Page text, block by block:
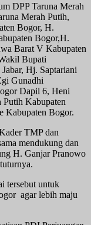
DPP Taruna Merah
Merah Putih,
Bogor, H.
Bogor,H.
Barat V Kabupaten
Bupati
Hj. Saptariani
Gunadhi
Dapil 6, Heni
Kabupaten
Kabupaten Bogor.
TMP dan
mendukung dan
H. Ganjar Pranowo
tersebut untuk
agar lebih maju